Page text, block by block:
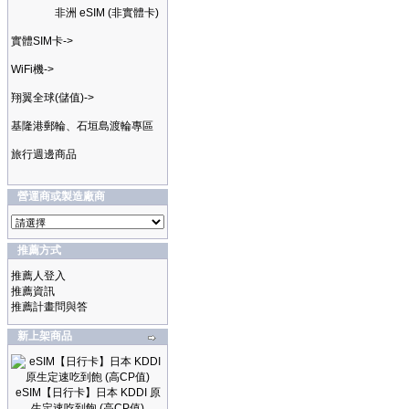
非洲 eSIM (非實體卡)
實體SIM卡->
WiFi機->
翔翼全球(儲值)->
基隆港郵輪、石垣島渡輪專區
旅行週邊商品
營運商或製造廠商
推薦方式
推薦人登入
推薦資訊
推薦計畫問與答
新上架商品
eSIM【日行卡】日本 KDDI 原